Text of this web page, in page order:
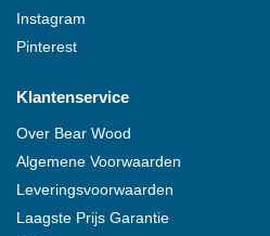
Instagram
Pinterest
Klantenservice
Over Bear Wood
Algemene Voorwaarden
Leveringsvoorwaarden
Laagste Prijs Garantie